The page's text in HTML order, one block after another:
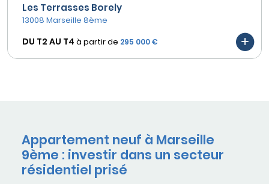
Les Terrasses Borely
13008 Marseille 8ème
DU T2 AU T4 à partir de 295 000 €
Appartement neuf à Marseille
9ème : investir dans un secteur
résidentiel prisé